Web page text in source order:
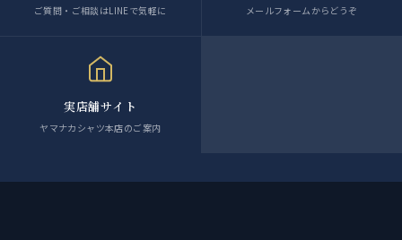
ご質問・ご相談はLINEで気軽に メールフォームからどうぞ
実店舗サイト
ヤマナカシャツ本店のご案内